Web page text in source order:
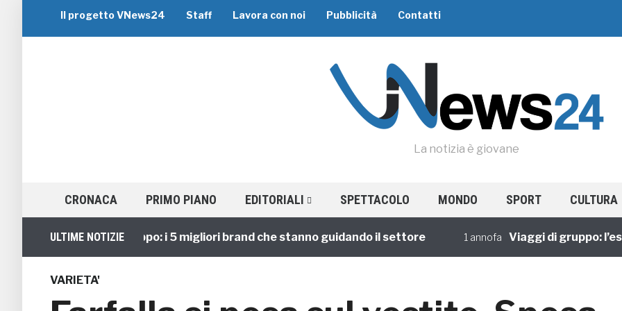
Il progetto VNews24 Staff Lavora con noi Pubblicità Contatti
La notizia è giovane
CRONACA PRIMO PIANO EDITORIALI SPETTACOLO MONDO SPORT CULTURA
ULTIME NOTIZIE
Viaggi di Gruppo: i 5 migliori brand che stanno guidando il settore 1 annofa Viaggi di gruppo:
VARIETA'